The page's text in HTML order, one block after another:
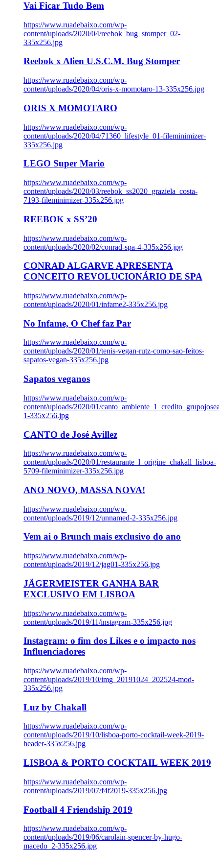
Vai Ficar Tudo Bem
https://www.ruadebaixo.com/wp-
content/uploads/2020/04/reebok_bug_stomper_02-
335x256.jpg
Reebok x Alien U.S.C.M. Bug Stomper
https://www.ruadebaixo.com/wp-
content/uploads/2020/04/oris-x-momotaro-13-335x256.jpg
ORIS X MOMOTARO
https://www.ruadebaixo.com/wp-
content/uploads/2020/04/71360_lifestyle_01-fileminimizer-
335x256.jpg
LEGO Super Mario
https://www.ruadebaixo.com/wp-
content/uploads/2020/03/reebok_ss2020_graziela_costa-
7193-fileminimizer-335x256.jpg
REEBOK x SS’20
https://www.ruadebaixo.com/wp-
content/uploads/2020/02/conrad-spa-4-335x256.jpg
CONRAD ALGARVE APRESENTA
CONCEITO REVOLUCIONÁRIO DE SPA
https://www.ruadebaixo.com/wp-
content/uploads/2020/01/infame2-335x256.jpg
No Infame, O Chef faz Par
https://www.ruadebaixo.com/wp-
content/uploads/2020/01/tenis-vegan-rutz-como-sao-feitos-
sapatos-vegan-335x256.jpg
Sapatos veganos
https://www.ruadebaixo.com/wp-
content/uploads/2020/01/
1-335x256.jpg
CANTO de José Avillez
https://www.ruadebaixo.com/wp-
content/uploads/2020/01/restaurante_l_origine_chakall_lisboa-
5709-fileminimizer-335x256.jpg
ANO NOVO, MASSA NOVA!
https://www.ruadebaixo.com/wp-
content/uploads/2019/12/unnamed-2-335x256.jpg
Vem ai o Brunch mais exclusivo do ano
https://www.ruadebaixo.com/wp-
content/uploads/2019/12/jag01-335x256.jpg
JÄGERMEISTER GANHA BAR
EXCLUSIVO EM LISBOA
https://www.ruadebaixo.com/wp-
content/uploads/2019/11/instagram-335x256.jpg
Instagram: o fim dos Likes e o impacto nos
Influenciadores
https://www.ruadebaixo.com/wp-
content/uploads/2019/10/img_20191024_202524-mod-
335x256.jpg
Luz by Chakall
https://www.ruadebaixo.com/wp-
content/uploads/2019/10/lisboa-porto-cocktail-week-2019-
header-335x256.jpg
LISBOA & PORTO COCKTAIL WEEK 2019
https://www.ruadebaixo.com/wp-
content/uploads/2019/07/f4f2019-335x256.jpg
Football 4 Friendship 2019
https://www.ruadebaixo.com/wp-
content/uploads/2019/06/carolain-spencer-by-hugo-
macedo_2-335x256.jpg